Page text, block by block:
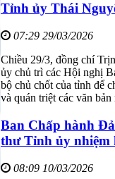
Tỉnh ủy Thái
07:29 29/03/2026
Chiều 29/3, đồng chí
ủy chủ trì các Hội nghị
bộ chủ chốt của tỉnh để
và quán triệt các văn
Ban Chấp hành
thư Tỉnh ủy nhiệm
08:09 10/03/2026